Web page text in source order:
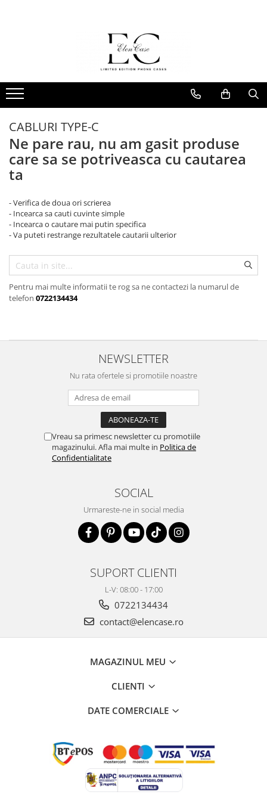
Husa si Plate MagChange
SUNRISE AFFAIR COLLECTION
Husa MagChange
COLECTII DE HUSE ELENCASE
Anything, Anytime
Colors
Glam
Liquify
Polygon
Wood
Alessia Nastase x ElenCase
ELEN X MIRU
FOLIE PROTECȚIE TELEFON
FOLIE PROTECȚIE SMARTWATCH
CABLURI TYPE-C
Ne pare rau, nu am gasit produse
care sa se potriveasca cu cautarea
ta
- Verifica de doua ori scrierea
- Incearca sa cauti cuvinte simple
- Incearca o cautare mai putin specifica
- Va puteti restrange rezultatele cautarii ulterior
Pentru mai multe informatii te rog sa ne contactezi la numarul de
telefon 0722134434
NEWSLETTER
Nu rata ofertele si promotiile noastre
Vreau sa primesc newsletter cu promotiile
magazinului. Afla mai multe in Politica de
Confidentialitate
SOCIAL
Urmareste-ne in social media
SUPORT CLIENTI
L-V: 08:00 - 17:00
0722134434
contact@elencase.ro
MAGAZINUL MEU
CLIENTI
DATE COMERCIALE